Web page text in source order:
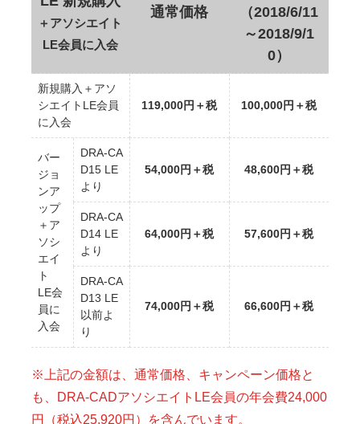
＋アソシエイト
LE会員に入会
通常価格
（2018/6/11
～2018/9/1
0）
新規購入＋アソ
シエイトLE会員
に入会
119,000円＋税 100,000円＋税
バー
ジョ
ンア
ップ
＋ア
ソシ
エイ
ト
LE会
員に
入会
DRA-CA
D15 LE
より
54,000円＋税 48,600円＋税
DRA-CA
D14 LE
より
64,000円＋税 57,600円＋税
DRA-CA
D13 LE
以前よ
り
74,000円＋税 66,600円＋税
※上記の金額は、通常価格、キャンペーン価格と
も、DRA-CADアソシエイトLE会員の年会費24,000
円（税込25,920円）を含んでいます。